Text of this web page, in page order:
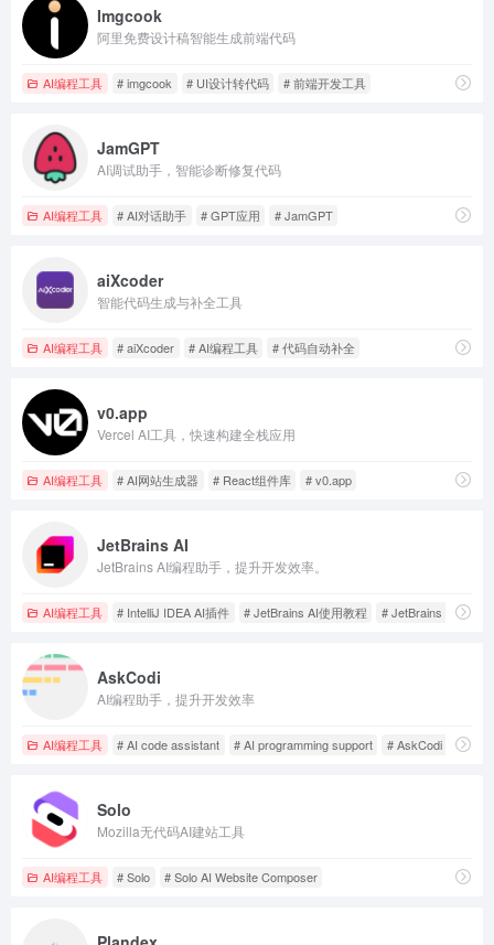
Imgcook
阿里免费设计稿智能生成前端代码
AI编程工具 # imgcook # UI设计转代码 # 前端开发工具
JamGPT
AI调试助手，智能诊断修复代码
AI编程工具 # AI对话助手 # GPT应用 # JamGPT
aiXcoder
智能代码生成与补全工具
AI编程工具 # aiXcoder # AI编程工具 # 代码自动补全
v0.app
Vercel AI工具，快速构建全栈应用
AI编程工具 # AI网站生成器 # React组件库 # v0.app
JetBrains AI
JetBrains AI编程助手，提升开发效率。
AI编程工具 # IntelliJ IDEA AI插件 # JetBrains AI使用教程 # JetBrains AI功能
AskCodi
AI编程助手，提升开发效率
AI编程工具 # AI code assistant # AI programming support # AskCodi AI
Solo
Mozilla无代码AI建站工具
AI编程工具 # Solo # Solo AI Website Composer